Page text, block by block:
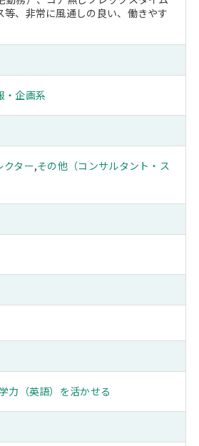
等、非常に風通しの良い、働きやす
・企画系
クター,その他（コンサルタント・ス
力（英語）を活かせる